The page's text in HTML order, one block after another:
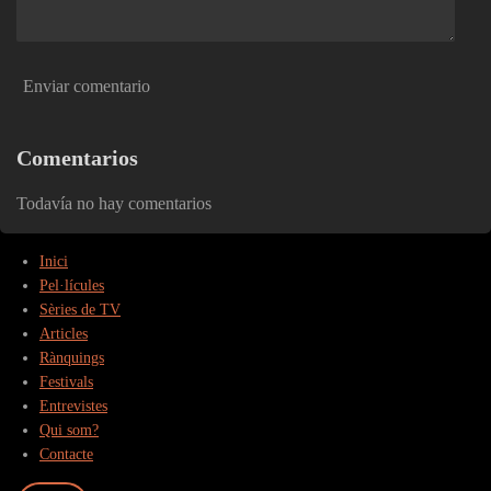
Enviar comentario
Comentarios
Todavía no hay comentarios
Inici
Pel·lícules
Sèries de TV
Articles
Rànquings
Festivals
Entrevistes
Qui som?
Contacte